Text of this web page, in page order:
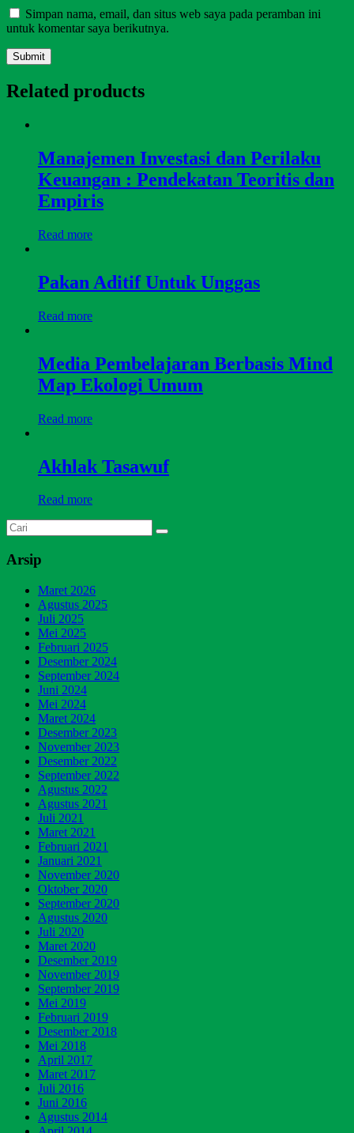
Simpan nama, email, dan situs web saya pada peramban ini
untuk komentar saya berikutnya.
Related products
Manajemen Investasi dan Perilaku
Keuangan : Pendekatan Teoritis dan
Empiris
Read more
Pakan Aditif Untuk Unggas
Read more
Media Pembelajaran Berbasis Mind
Map Ekologi Umum
Read more
Akhlak Tasawuf
Read more
Arsip
Maret 2026
Agustus 2025
Juli 2025
Mei 2025
Februari 2025
Desember 2024
September 2024
Juni 2024
Mei 2024
Maret 2024
Desember 2023
November 2023
Desember 2022
September 2022
Agustus 2022
Agustus 2021
Juli 2021
Maret 2021
Februari 2021
Januari 2021
November 2020
Oktober 2020
September 2020
Agustus 2020
Juli 2020
Maret 2020
Desember 2019
November 2019
September 2019
Mei 2019
Februari 2019
Desember 2018
Mei 2018
April 2017
Maret 2017
Juli 2016
Juni 2016
Agustus 2014